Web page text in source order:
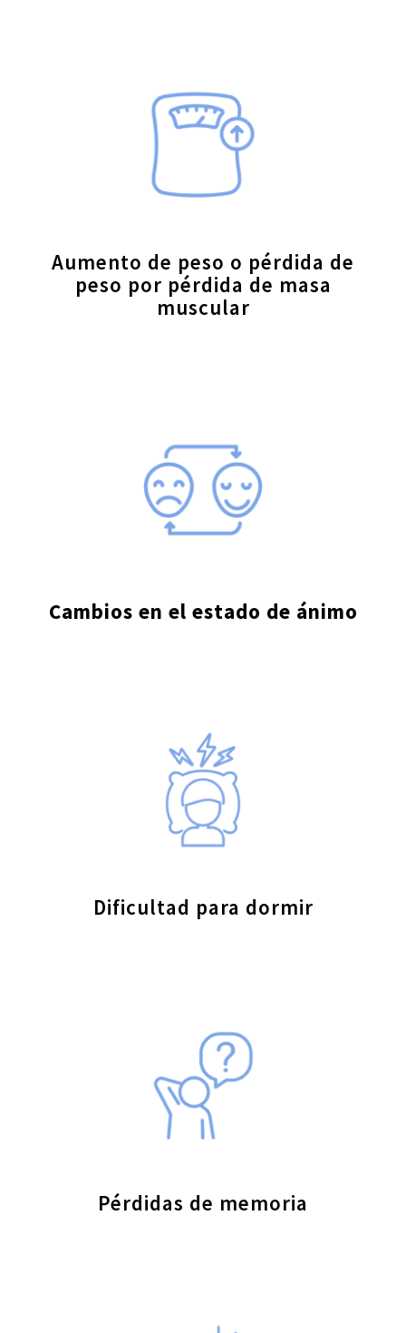
Aumento de peso o pérdida de
peso por pérdida de masa
muscular
Cambios en el estado de ánimo
Dificultad para dormir
Pérdidas de memoria